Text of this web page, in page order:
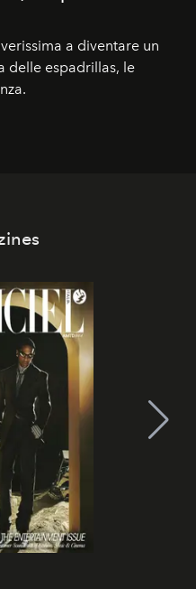
a diventare un
delle espadrillas, le